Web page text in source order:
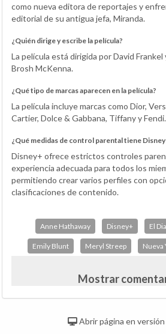
como nueva editora de reportajes y
editorial de su antigua jefa, Miranda.
¿Quién dirige y escribe la película?
La película está dirigida por David
Brosh McKenna.
¿Qué tipo de marcas aparecen en la película?
La película incluye marcas como Dior,
Cartier, Dolce & Gabbana, Tiffany y Fendi.
¿Qué medidas de control parental tiene
Disney+ ofrece estrictos controles
experiencia adecuada para todos los
permitiendo crear varios perfiles con
clasificaciones de contenido.
Anne Hathaway Disney+ El
Emily Blunt Meryl Streep Nueva
Mostrar
Abrir página en